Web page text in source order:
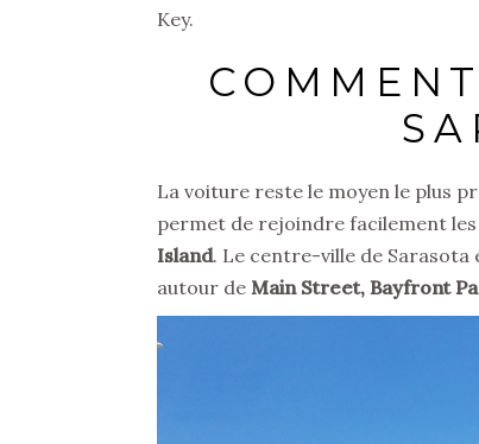
Key.
La voiture reste le moyen le plus
permet de rejoindre facilement les
Island. Le centre-ville de
autour de Main Street, Bayfront